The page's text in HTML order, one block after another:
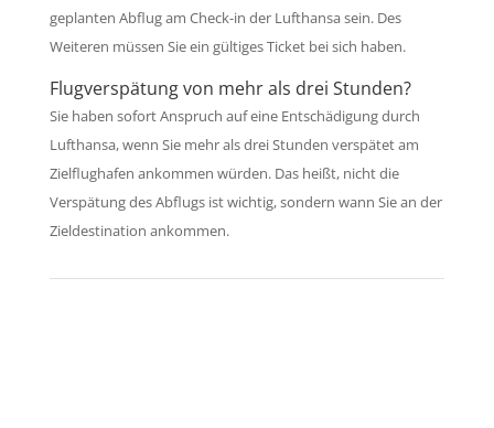
geplanten Abflug am Check-in der Lufthansa sein. Des
Weiteren müssen Sie ein gültiges Ticket bei sich haben.
Flugverspätung von mehr als drei Stunden?
Sie haben sofort Anspruch auf eine Entschädigung durch
Lufthansa, wenn Sie mehr als drei Stunden verspätet am
Zielflughafen ankommen würden. Das heißt, nicht die
Verspätung des Abflugs ist wichtig, sondern wann Sie an der
Zieldestination ankommen.